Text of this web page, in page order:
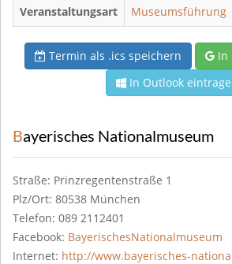
Veranstaltungsart
Museumsführung
Termin als .ics speichern
In
In Outlook
Bayerisches Nationalmuseum
Straße: Prinzregentenstraße 1
Plz/Ort: 80538 München
Telefon: 089 2112401
Facebook: BayerischesNationalmuseum
Internet: http://www.bayerisches-